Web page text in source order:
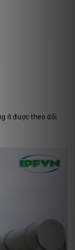
ít được theo dõi.